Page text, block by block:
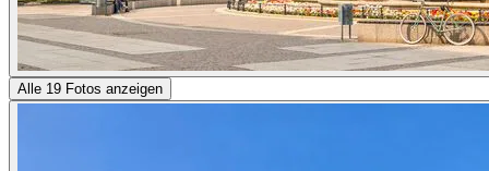
Alle 19 Fotos anzeigen